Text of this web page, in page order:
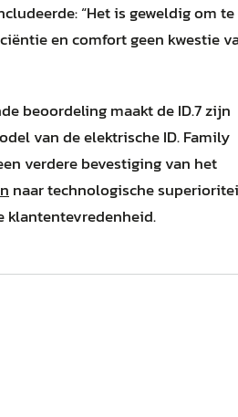
“Het is geweldig om te
en comfort geen kwestie
beoordeling maakt de ID.7 zijn
van de elektrische ID. Family
verdere bevestiging van het
naar technologische